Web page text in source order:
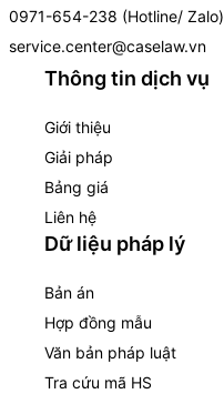
0971-654-238 (Hotline/ Zalo)
service.center@caselaw.vn
Thông tin dịch vụ
Giới thiệu
Giải pháp
Bảng giá
Liên hệ
Dữ liệu pháp lý
Bản án
Hợp đồng mẫu
Văn bản pháp luật
Tra cứu mã HS